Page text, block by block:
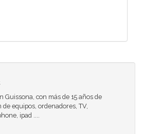
Guissona, con más de 15 años de
equipos, ordenadores, TV,
ipad ....